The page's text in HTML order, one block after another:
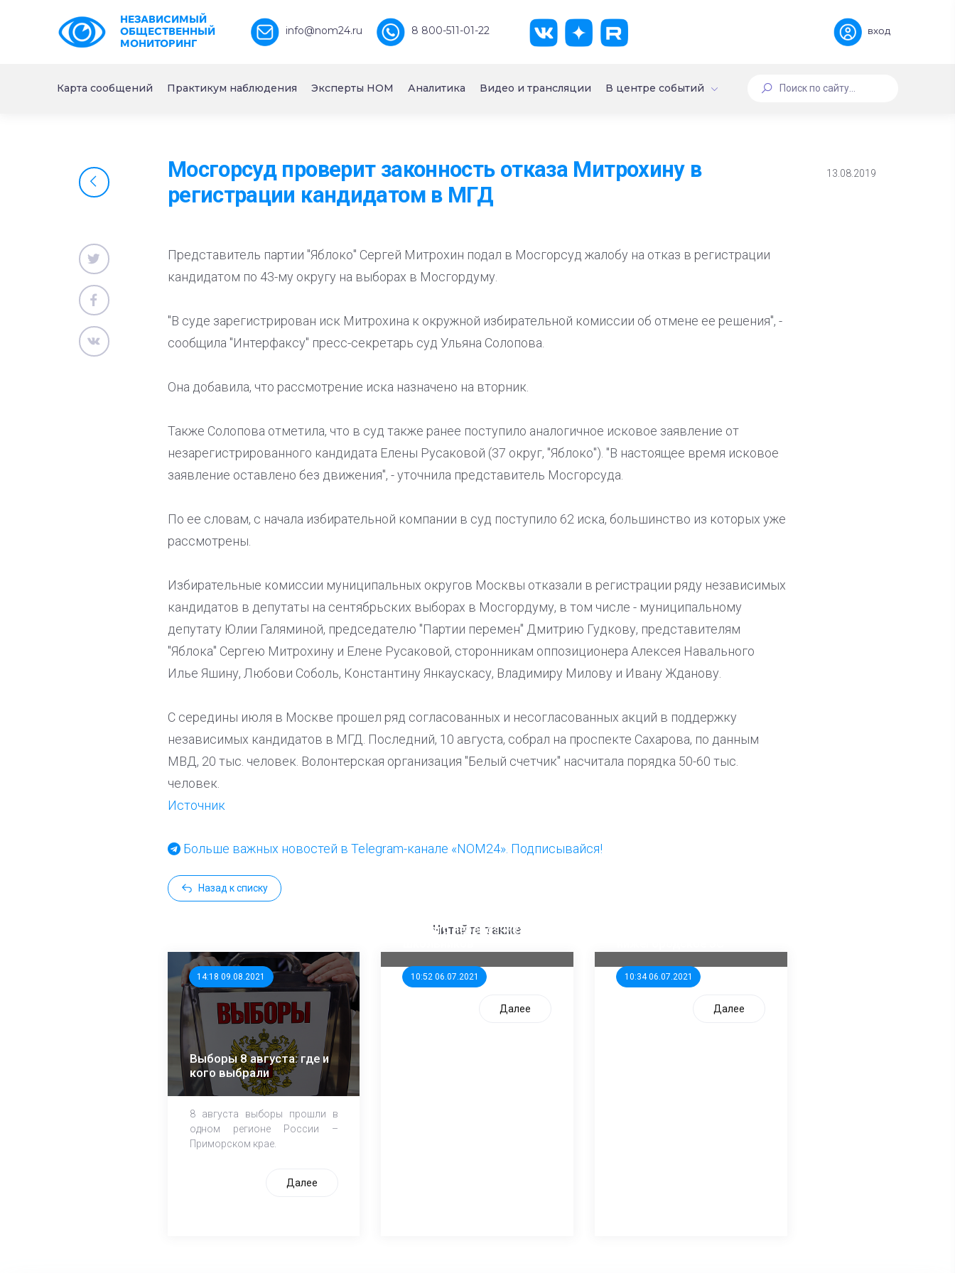
НЕЗАВИСИМЫЙ
ОБЩЕСТВЕННЫЙ
МОНИТОРИНГ
info@nom24.ru 8 800-511-01-22 вход
Карта сообщений Практикум наблюдения Эксперты НОМ Аналитика Видео и трансляции В центре событий
Мосгорсуд проверит законность отказа Митрохину в
регистрации кандидатом в МГД
13.08.2019
Представитель партии "Яблоко" Сергей Митрохин подал в Мосгорсуд жалобу на отказ в регистрации
кандидатом по 43-му округу на выборах в Мосгордуму.
"В суде зарегистрирован иск Митрохина к окружной избирательной комиссии об отмене ее решения", -
сообщила "Интерфаксу" пресс-секретарь суд Ульяна Солопова.
Она добавила, что рассмотрение иска назначено на вторник.
Также Солопова отметила, что в суд также ранее поступило аналогичное исковое заявление от
незарегистрированного кандидата Елены Русаковой (37 округ, "Яблоко"). "В настоящее время исковое
заявление оставлено без движения", - уточнила представитель Мосгорсуда.
По ее словам, с начала избирательной компании в суд поступило 62 иска, большинство из которых уже
рассмотрены.
Избирательные комиссии муниципальных округов Москвы отказали в регистрации ряду независимых
кандидатов в депутаты на сентябрьских выборах в Мосгордуму, в том числе - муниципальному
депутату Юлии Галяминой, председателю "Партии перемен" Дмитрию Гудкову, представителям
"Яблока" Сергею Митрохину и Елене Русаковой, сторонникам оппозиционера Алексея Навального
Илье Яшину, Любови Соболь, Константину Янкаускасу, Владимиру Милову и Ивану Жданову.
С середины июля в Москве прошел ряд согласованных и несогласованных акций в поддержку
независимых кандидатов в МГД. Последний, 10 августа, собрал на проспекте Сахарова, по данным
МВД, 20 тыс. человек. Волонтерская организация "Белый счетчик" насчитала порядка 50-60 тыс.
человек.
Источник
Больше важных новостей в Telegram-канале «NOM24». Подписывайся!
Назад к списку
Читайте также
14:18 09.08.2021
Выборы 8 августа: где и
кого выбрали
8 августа выборы прошли в
одном регионе России –
Приморском крае.
Далее
10:52 06.07.2021
единого перевозчика для
Далее
10:34 06.07.2021
Далее